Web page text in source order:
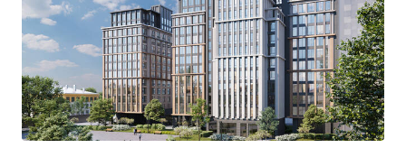
2-комн. кв. от21 489 030 ₽
54,9– 90 предложений
3-комн. кв. от28 117 530 ₽
77,14–100,7м² 21 предложение